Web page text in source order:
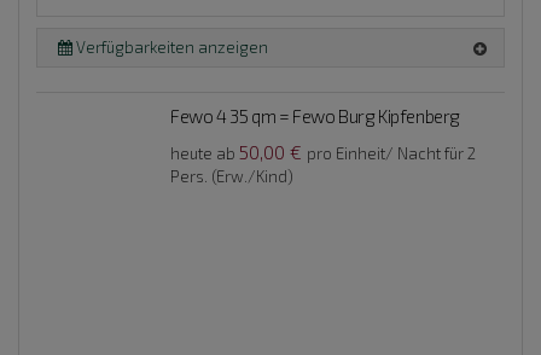
Verfügbarkeiten anzeigen
Fewo 4 35 qm = Fewo Burg Kipfenberg
heute ab 50,00 € pro Einheit/ Nacht für 2
Pers. (Erw./Kind)